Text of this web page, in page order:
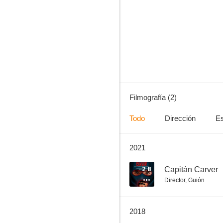
Filmografía (2)
Todo Dirección
2021
2.8 Capitán Carver
Director, Guión
2018